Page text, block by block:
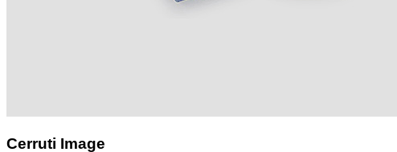
Cerruti Image